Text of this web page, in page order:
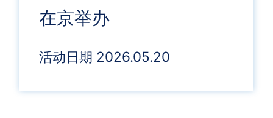
在京举办
活动日期 2026.05.20